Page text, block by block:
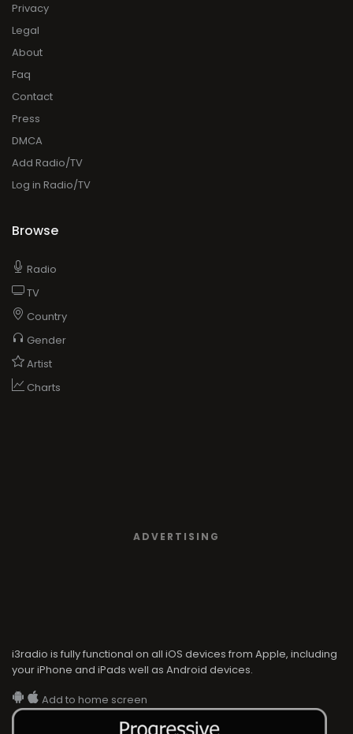
Privacy
Legal
About
Faq
Contact
Press
DMCA
Add Radio/TV
Log in Radio/TV
Browse
Radio
TV
Country
Gender
Artist
Charts
ADVERTISING
i3radio is fully functional on all iOS devices from Apple, including
your iPhone and iPads well as Android devices.
Add to home screen